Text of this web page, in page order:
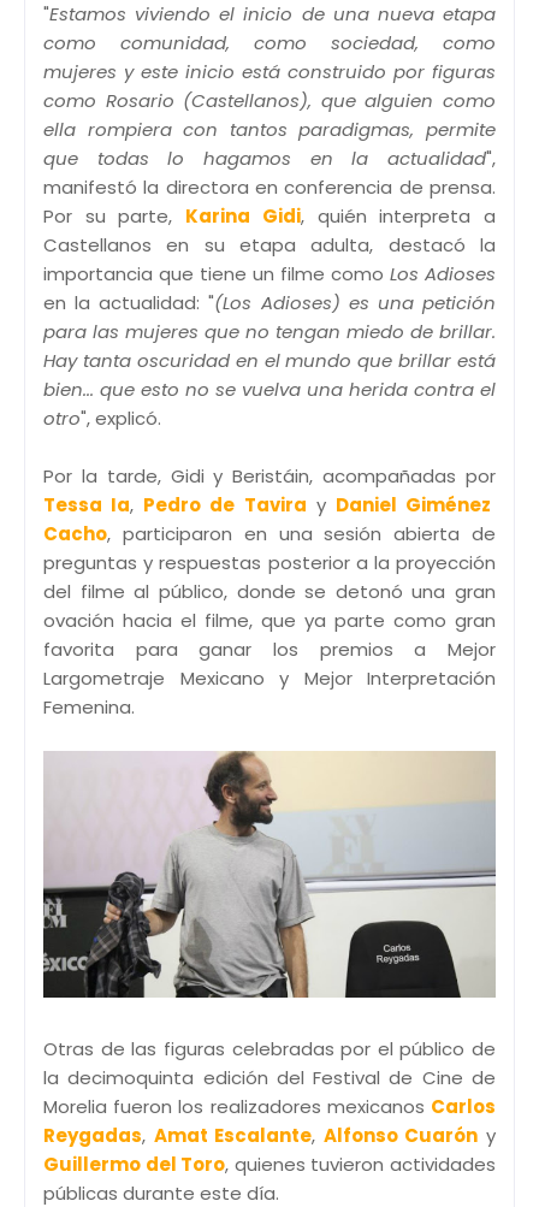
"Estamos viviendo el inicio de una nueva etapa
como comunidad, como sociedad, como
mujeres y este inicio está construido por figuras
como Rosario (Castellanos), que alguien como
ella rompiera con tantos paradigmas, permite
que todas lo hagamos en la actualidad",
manifestó la directora en conferencia de prensa.
Por su parte, Karina Gidi, quién interpreta a
Castellanos en su etapa adulta, destacó la
importancia que tiene un filme como Los Adioses
en la actualidad: "(Los Adioses) es una petición
para las mujeres que no tengan miedo de brillar.
Hay tanta oscuridad en el mundo que brillar está
bien... que esto no se vuelva una herida contra el
otro", explicó.
Por la tarde, Gidi y Beristáin, acompañadas por
Tessa Ia, Pedro de Tavira y Daniel Giménez
Cacho, participaron en una sesión abierta de
preguntas y respuestas posterior a la proyección
del filme al público, donde se detonó una gran
ovación hacia el filme, que ya parte como gran
favorita para ganar los premios a Mejor
Largometraje Mexicano y Mejor Interpretación
Femenina.
Otras de las figuras celebradas por el público de
la decimoquinta edición del Festival de Cine de
Morelia fueron los realizadores mexicanos Carlos
Reygadas, Amat Escalante, Alfonso Cuarón y
Guillermo del Toro, quienes tuvieron actividades
públicas durante este día.